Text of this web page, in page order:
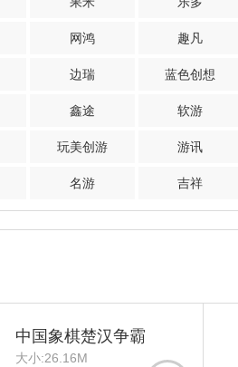
网鸿 趣凡
边瑞 蓝色创想
鑫途 软游
玩美创游 游讯
名游 吉祥
中国象棋楚汉争霸
大小:26.16M